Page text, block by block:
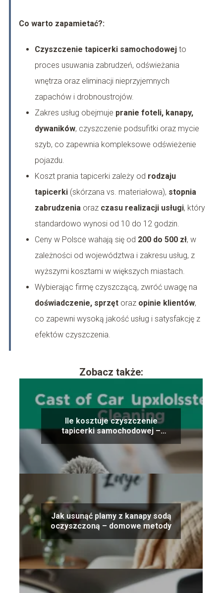
Co warto zapamietać?:
Czyszczenie tapicerki samochodowejto
proces usuwania zabrudzeń, odświeżania
wnętrza oraz eliminacji nieprzyjemnych
zapachów i drobnoustrojów.
Zakres usług obejmuje pranie foteli, kanapy,
dywaników, czyszczenie podsufitki oraz mycie
szyb, co zapewnia kompleksowe odświeżenie
pojazdu.
Koszt prania tapicerki zależy od rodzaju
tapicerki(skórzana vs. materiałowa), stopnia
zabrudzeniaoraz czasu realizacji usługi, który
standardowo wynosi od 10 do 12 godzin.
Ceny w Polsce wahają się od 200 do 500 zł, w
zależności od województwa i zakresu usług, z
wyższymi kosztami w większych miastach.
Wybierając firmę czyszczącą, zwróć uwagę na
doświadczenie, sprzętoraz opinie klientów,
co zapewni wysoką jakość usług i satysfakcję z
efektów czyszczenia.
Zobacz także:
Ile kosztuje czyszczenie
tapicerki samochodowej –
Jak usunąć plamy z kanapy sodą
oczyszczoną – domowe metody